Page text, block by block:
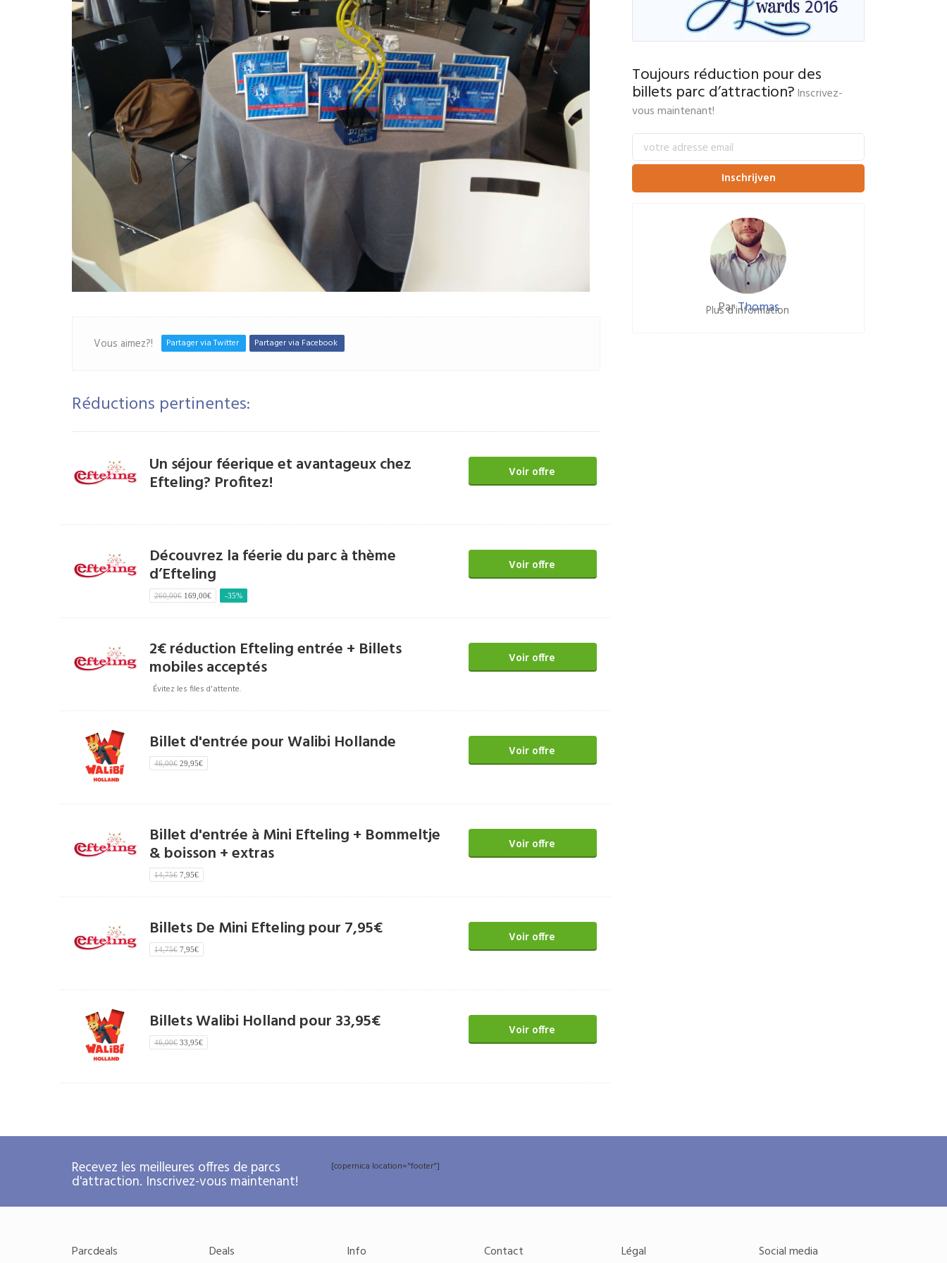
Vous aimez?! Partager via Twitter Partager via Facebook
Réductions pertinentes:
Un séjour féerique et avantageux chez
Efteling? Profitez! Voir offre
Découvrez la féerie du parc à thème
d’Efteling
260,00€ 169,00€ -35%
Voir offre
2€ réduction Efteling entrée + Billets
mobiles acceptés
Évitez les files d'attente.
Voir offre
Billet d'entrée pour Walibi Hollande
46,00€ 29,95€
Voir offre
Billet d'entrée à Mini Efteling + Bommeltje
& boisson + extras
14,75€ 7,95€
Voir offre
Billets De Mini Efteling pour 7,95€
14,75€ 7,95€
Voir offre
Billets Walibi Holland pour 33,95€
46,00€ 33,95€
Voir offre
Toujours réduction pour des
billets parc d’attraction?Inscrivez-
vous maintenant!
ParThomas
Plus d'information
Recevez les meilleures offres de parcs
d'attraction. Inscrivez-vous maintenant!
[copernica location="footer"]
Parcdeals Deals Info Contact Légal Social media